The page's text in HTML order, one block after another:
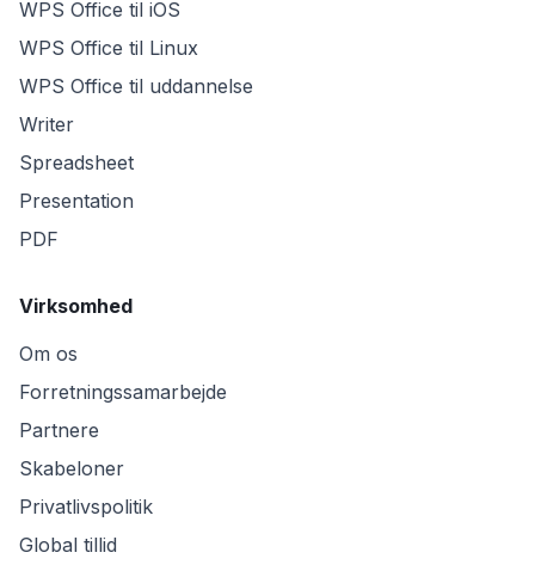
WPS Office til iOS
WPS Office til Linux
WPS Office til uddannelse
Writer
Spreadsheet
Presentation
PDF
Virksomhed
Om os
Forretningssamarbejde
Partnere
Skabeloner
Privatlivspolitik
Global tillid